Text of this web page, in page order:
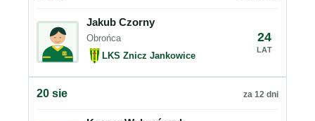
Jakub Czorny
Obrońca
LKS Znicz Jankowice
24
LAT
20 sie za 12 dni